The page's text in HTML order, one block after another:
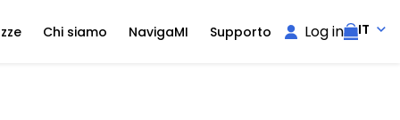
Chi siamo NavigaMI Supporto Log in IT